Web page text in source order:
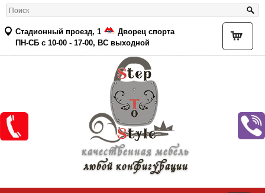
Стадионный проезд, 1
Дворец спорта
ПН-СБ с 10-00 - 17-00, ВС выходной
качественная мебель
любой конфигурации